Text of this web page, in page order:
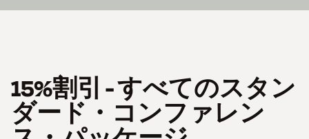
15%割引 - すべてのスタン
ダード・コンファレン